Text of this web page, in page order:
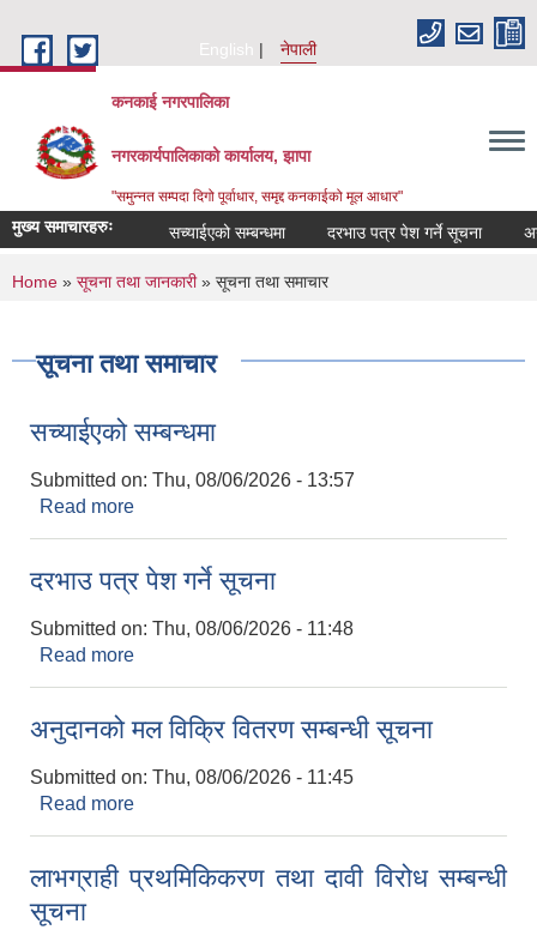
English
नेपाली
कनकाई नगरपालिका
नगरकार्यपालिकाको कार्यालय, झापा
"समुन्नत सम्पदा दिगो पूर्वाधार, समृद्द कनकाईको मूल आधार"
मुख्य समाचारहरुः सच्याईएको सम्बन्धमा दरभाउ पत्र पेश गर्ने सूचना
You are here
Home » सूचना तथा जानकारी» सूचना तथा समाचार
सूचना तथा समाचार
सच्याईएको सम्बन्धमा
Submitted on: Thu, 08/06/2026 - 13:57
Read more
दरभाउ पत्र पेश गर्ने सूचना
Submitted on: Thu, 08/06/2026 - 11:48
Read more
अनुदानको मल विक्रि वितरण सम्बन्धी सूचना
Submitted on: Thu, 08/06/2026 - 11:45
Read more
लाभग्राही प्रथमिकिकरण तथा दावी विरोध सम्बन्धी
सूचना